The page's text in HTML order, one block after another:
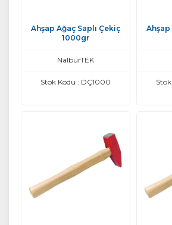
Ahşap Ağaç Saplı Çekiç
1000gr
NalburTEK
Stok Kodu : DÇ1000
Ahşap